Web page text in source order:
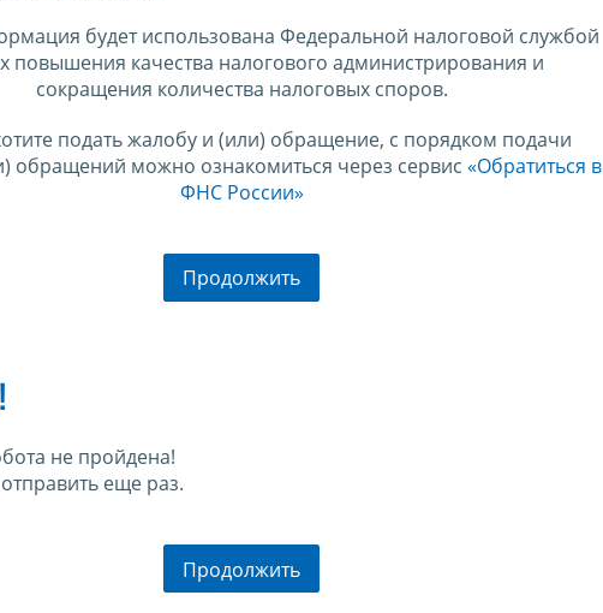
будет использована Федеральной налоговой службой
повышения качества налогового администрирования и
сокращения количества налоговых споров.
подать жалобу и (или) обращение, с порядком подачи
обращений можно ознакомиться через сервис «Обратиться в
ФНС России»
Продолжить
не пройдена!
еще раз.
Продолжить